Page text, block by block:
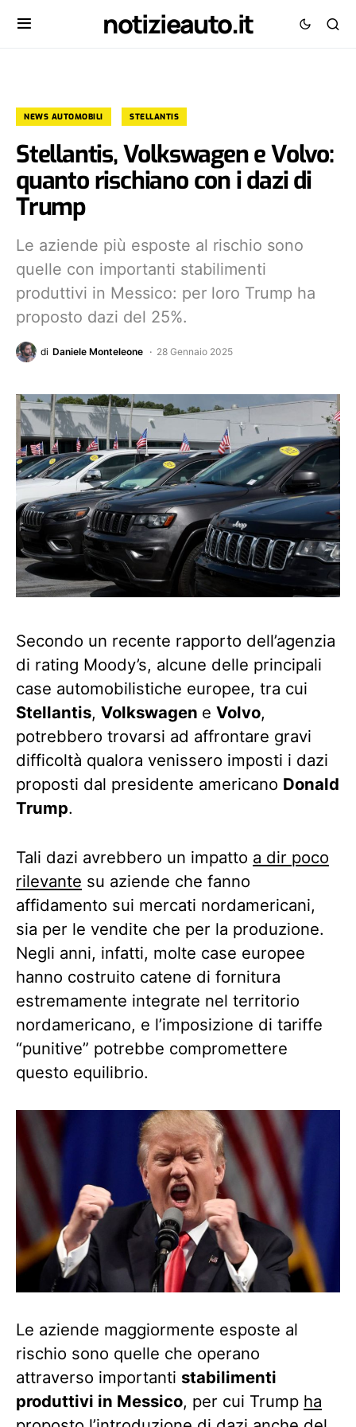
notizieauto.it
NEWS AUTOMOBILI STELLANTIS
Stellantis, Volkswagen e Volvo:
quanto rischiano con i dazi di
Trump
Le aziende più esposte al rischio sono
quelle con importanti stabilimenti
produttivi in Messico: per loro Trump ha
proposto dazi del 25%.
di Daniele Monteleone 28 Gennaio 2025
Secondo un recente rapporto dell’agenzia
di rating Moody’s, alcune delle principali
case automobilistiche europee, tra cui
Stellantis, Volkswagen e Volvo,
potrebbero trovarsi ad affrontare gravi
difficoltà qualora venissero imposti i dazi
proposti dal presidente americano Donald
Trump.
Tali dazi avrebbero un impatto a dir poco
rilevante su aziende che fanno
affidamento sui mercati nordamericani,
sia per le vendite che per la produzione.
Negli anni, infatti, molte case europee
hanno costruito catene di fornitura
estremamente integrate nel territorio
nordamericano, e l’imposizione di tariffe
“punitive” potrebbe compromettere
questo equilibrio.
Le aziende maggiormente esposte al
rischio sono quelle che operano
attraverso importanti stabilimenti
produttivi in Messico, per cui Trump ha